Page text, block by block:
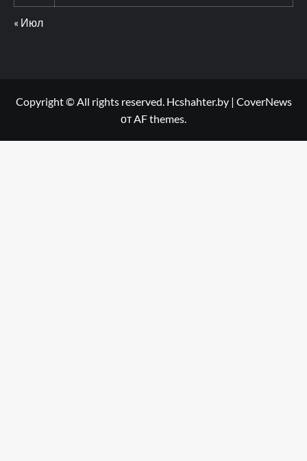
« Июл
Copyright © All rights reserved. Hcshahter.by | CoverNews
от AF themes.